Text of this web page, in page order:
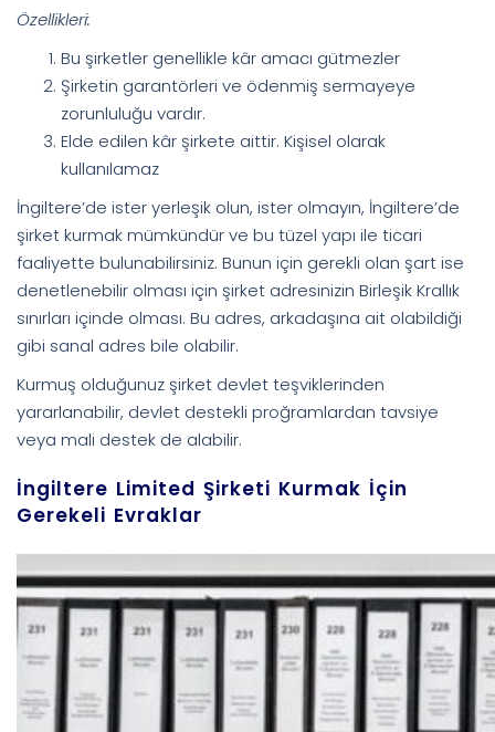
Özellikleri:
Bu şirketler genellikle kâr amacı gütmezler
Şirketin garantörleri ve ödenmiş sermayeye
zorunluluğu vardır.
Elde edilen kâr şirkete aittir. Kişisel olarak
kullanılamaz
İngiltere’de ister yerleşik olun, ister olmayın, İngiltere’de
şirket kurmak mümkündür ve bu tüzel yapı ile ticari
faaliyette bulunabilirsiniz. Bunun için gerekli olan şart ise
denetlenebilir olması için şirket adresinizin Birleşik Krallık
sınırları içinde olması. Bu adres, arkadaşına ait olabildiği
gibi sanal adres bile olabilir.
Kurmuş olduğunuz şirket devlet teşviklerinden
yararlanabilir, devlet destekli proğramlardan tavsiye
veya mali destek de alabilir.
İngiltere Limited Şirketi Kurmak İçin
Gerekeli Evraklar